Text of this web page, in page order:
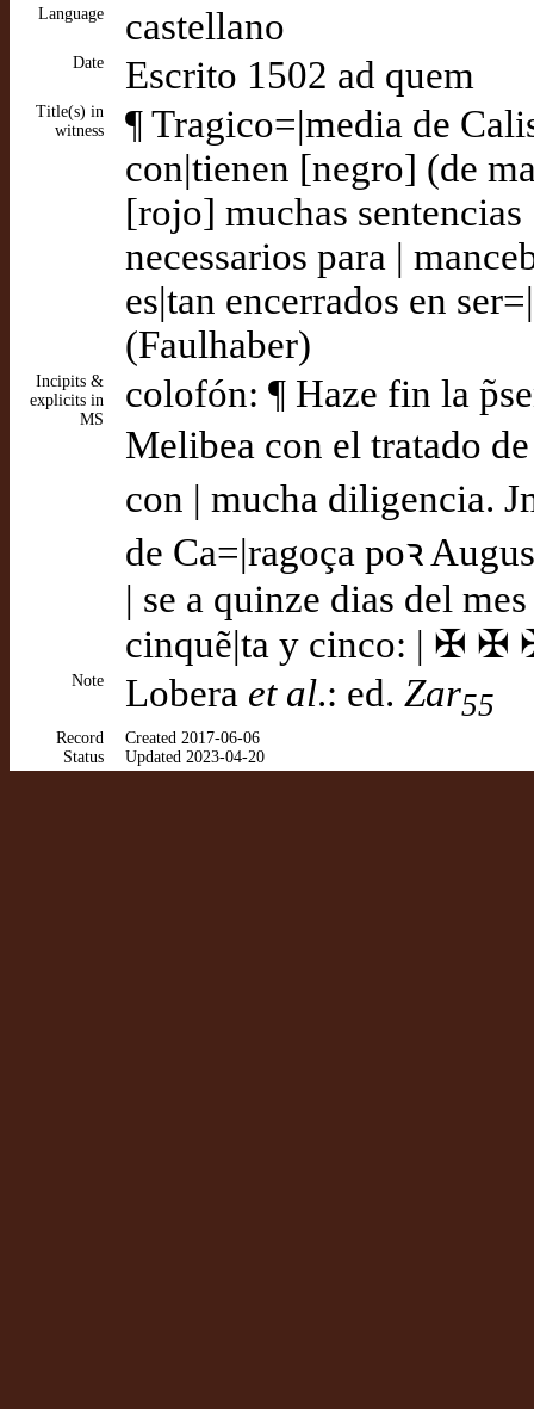
Language castellano
Date Escrito 1502 ad quem
Title(s) in
witness
¶ Tragico=|media de
con|tienen [negro] (de
[rojo] muchas
necessarios para |
es|tan encerrados en
(Faulhaber)
Incipits &
explicits in
MS
colofón: ¶ Haze fin la
Melibea con el tratado
con | mucha diligencia.
de Ca=|ragoça poꝛ
| se a quinze dias del
cinquẽ|ta y cinco: | ✠ ✠
Note Lobera et al.: ed. Zar55
Record
Status
Created 2017-06-06
Updated 2023-04-20